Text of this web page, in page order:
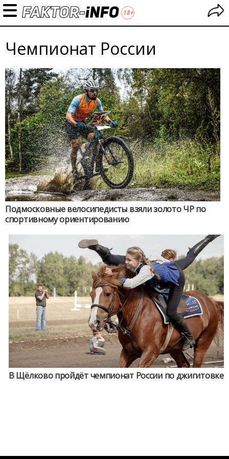
Чемпионат России
Подмосковные велосипедисты взяли золото ЧР по
спортивному ориентированию
В Щёлково пройдёт чемпионат России по джигитовке